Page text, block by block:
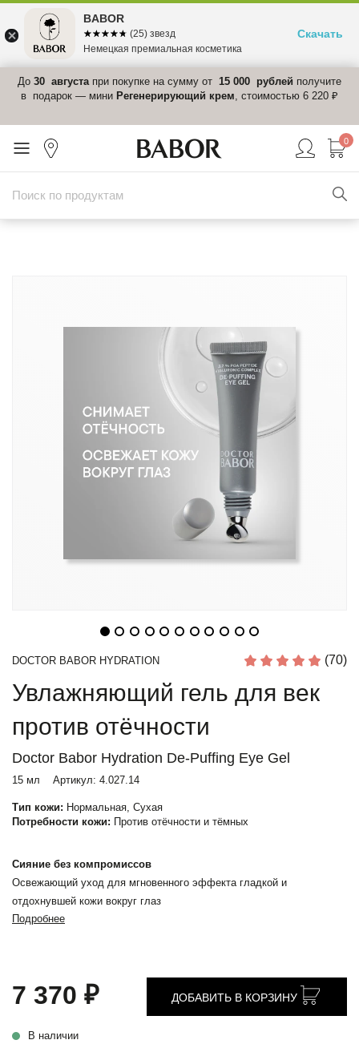
До 30 августапри покупке на сумму от 15 000 рублей получите
в подарок — мини Регенерирующий крем, стоимостью 6 220 ₽
0
DOCTOR BABOR HYDRATION (70)
Увлажняющий гель для век
против отёчности
Doctor Babor Hydration De-Puffing Eye Gel
15 мл Артикул: 4.027.14
Тип кожи: Нормальная, Сухая
Потребности кожи: Против отёчности и тёмных
Сияние без компромиссов
Освежающий уход для мгновенного эффекта гладкой и
отдохнувшей кожи вокруг глаз
Подробнее
7 370 ₽
В наличии
ДОБАВИТЬ В КОРЗИНУ
BABOR
☆☆☆☆☆
★★★★★ (25) звезд
Немецкая премиальная косметика
Скачать